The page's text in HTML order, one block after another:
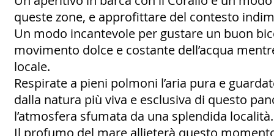
queste zone, e approfittare del contesto
Un modo incantevole per gustare un buon
movimento dolce e costante dell’acqua
locale.
Respirate a pieni polmoni l’aria pura e
dalla natura più viva e esclusiva di questo
l’atmosfera sfumata da una splendida località.
Il profumo del mare allieterà questo